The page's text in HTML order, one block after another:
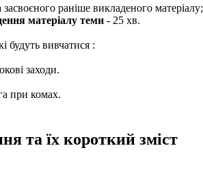
засвоєного ранiше викладеного матерiалу;
матерiалу теми - 25 хв.
будуть вивчатися :
заходи.
при комах.
та їх короткий змiст